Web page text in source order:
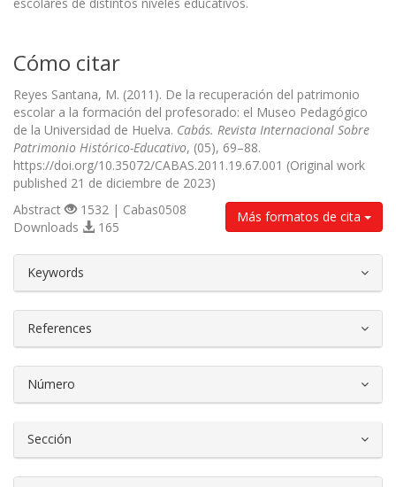
Cómo citar
Reyes Santana, M. (2011). De la recuperación del patrimonio
escolar a la formación del profesorado: el Museo Pedagógico
de la Universidad de Huelva. Cabás. Revista Internacional Sobre
Patrimonio Histórico-Educativo, (05), 69–88.
https://doi.org/10.35072/CABAS.2011.19.67.001 (Original work
published 21 de diciembre de 2023)
Más formatos de cita
Abstract
1532 | Cabas0508
Downloads
165
Keywords
References
Número
Sección